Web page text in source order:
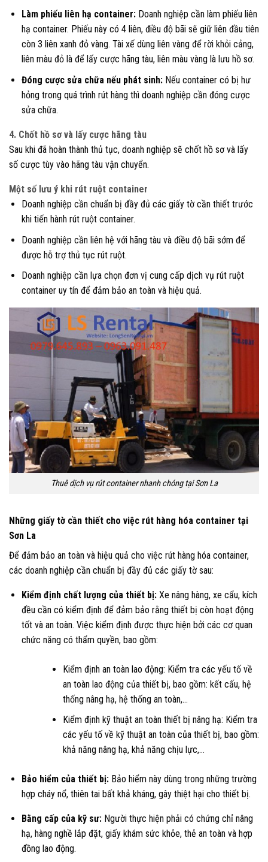
Làm phiếu liên hạ container: Doanh nghiệp cần làm phiếu liên
hạ container. Phiếu này có 4 liên, điều độ bãi sẽ giữ liên đầu tiên
còn 3 liên xanh đỏ vàng. Tài xế dùng liên vàng để rời khỏi cảng,
liên màu đỏ là để lấy cược hãng tàu, liên màu vàng là lưu hồ sơ.
Đóng cược sửa chữa nếu phát sinh: Nếu container có bị hư
hỏng trong quá trình rút hàng thì doanh nghiệp cần đóng cược
sửa chữa.
4. Chốt hồ sơ và lấy cược hãng tàu
Sau khi đã hoàn thành thủ tục, doanh nghiệp sẽ chốt hồ sơ và lấy
số cược tùy vào hãng tàu vận chuyển.
Một số lưu ý khi rút ruột container
Doanh nghiệp cần chuẩn bị đầy đủ các giấy tờ cần thiết trước
khi tiến hành rút ruột container.
Doanh nghiệp cần liên hệ với hãng tàu và điều độ bãi sớm để
được hỗ trợ thủ tục rút ruột.
Doanh nghiệp cần lựa chọn đơn vị cung cấp dịch vụ rút ruột
container uy tín để đảm bảo an toàn và hiệu quả.
Thuê dịch vụ rút container nhanh chóng tại Sơn La
Những giấy tờ cần thiết cho việc rút hàng hóa container tại
Sơn La
Để đảm bảo an toàn và hiệu quả cho việc rút hàng hóa container,
các doanh nghiệp cần chuẩn bị đầy đủ các giấy tờ sau:
Kiểm định chất lượng của thiết bị:Xe nâng hàng, xe cẩu, kích
đều cần có kiểm định để đảm bảo rằng thiết bị còn hoạt động
tốt và an toàn. Việc kiểm định được thực hiện bởi các cơ quan
chức năng có thẩm quyền, bao gồm:
Kiểm định an toàn lao động: Kiểm tra các yếu tố về
an toàn lao động của thiết bị, bao gồm: kết cấu, hệ
thống nâng hạ, hệ thống an toàn,…
Kiểm định kỹ thuật an toàn thiết bị nâng hạ: Kiểm tra
các yếu tố về kỹ thuật an toàn của thiết bị, bao gồm:
khả năng nâng hạ, khả năng chịu lực,…
Bảo hiểm của thiết bị:Bảo hiểm này dùng trong những trường
hợp cháy nổ, thiên tai bất khả kháng, gây thiệt hại cho thiết bị.
Bằng cấp của kỹ sư:Người thực hiện phải có chứng chỉ nâng
hạ, hàng nghề lắp đặt, giấy khám sức khỏe, thẻ an toàn và hợp
đồng lao động.